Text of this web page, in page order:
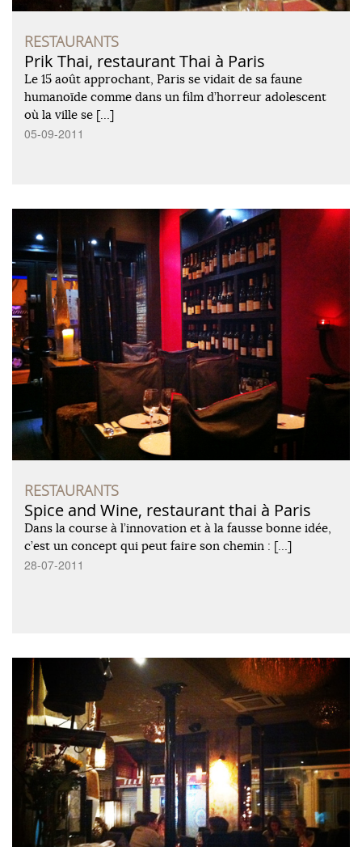
RESTAURANTS
Prik Thai, restaurant Thai à Paris
Le 15 août approchant, Paris se vidait de sa faune
humanoïde comme dans un film d’horreur adolescent
où la ville se […]
05-09-2011
RESTAURANTS
Spice and Wine, restaurant thai à Paris
Dans la course à l’innovation et à la fausse bonne idée,
c’est un concept qui peut faire son chemin : […]
28-07-2011